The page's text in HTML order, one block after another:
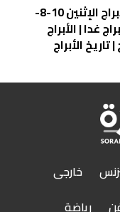
حظك اليوم توقعات الأبراج الإثنين 10-8-
غدا | الأبراج
الأبراج
خارجى
رياضة